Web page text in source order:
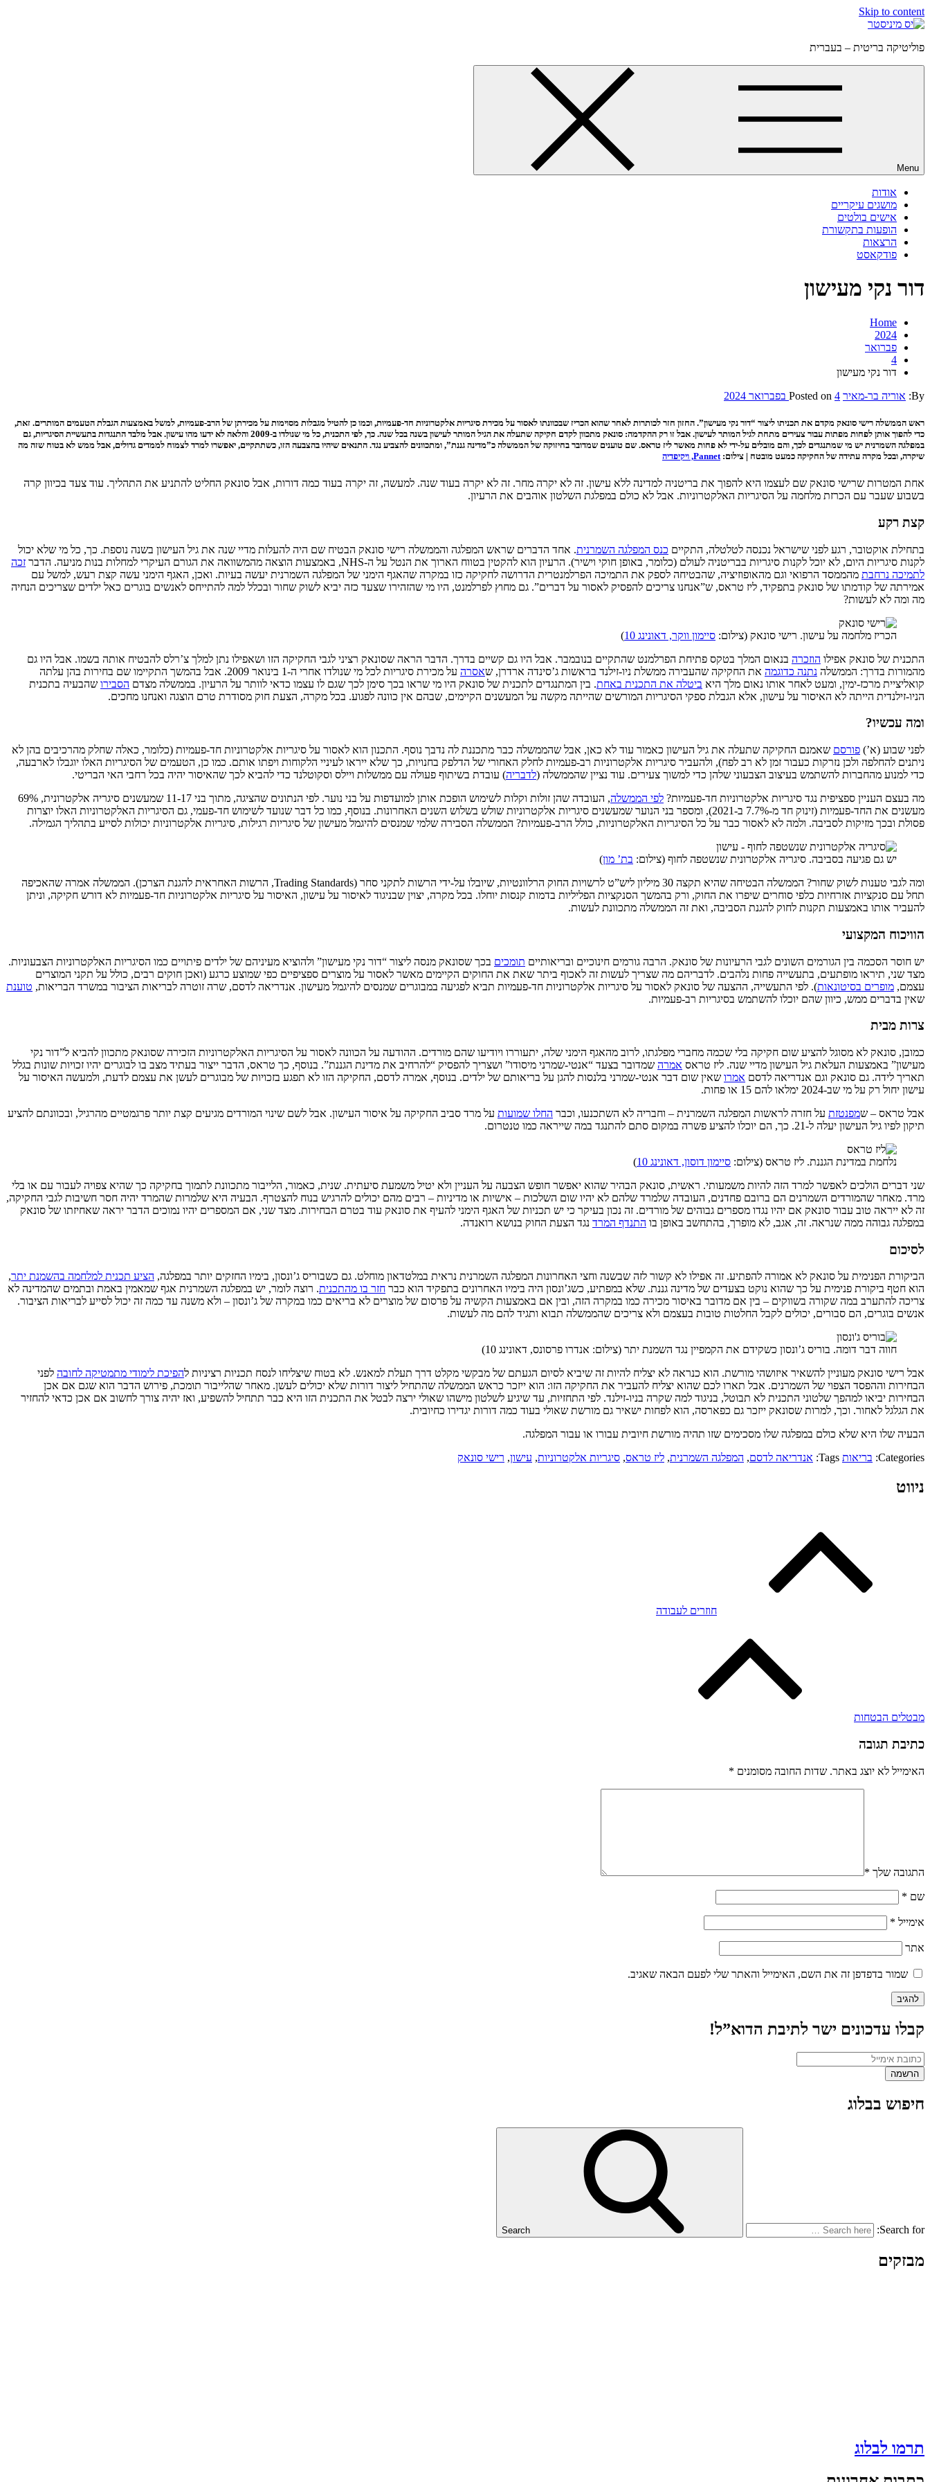
Skip to content
פוליטיקה בריטית – בעברית
Menu
אודות
מושגים עיקריים
אישים בולטים
הופעות בתקשורת
הרצאות
פודקאסט
דור נקי מעישון
Home
2024
פברואר
4
דור נקי מעישון
By: אוריה בר-מאיר Posted on 4 בפברואר 2024
ראש הממשלה רישי סונאק מקדם את תכניתו ליצור “דור נקי מעישון”. החזון חזר לכותרות לאחר שהוא הכריז שבכוונתו לאסור על מכירת סיגריות אלקטרוניות חד-פעמיות, וכמו כן להטיל מגבלות מסוימות על מכירתן של הרב-פעמיות, למשל באמצעות הגבלת הטעמים המותרים. זאת,
כדי להפוך אותן לפחות מפתות עבור צעירים מתחת לגיל המותר לעישון. אבל זו רק ההקדמה: סונאק מתכוון לקדם חקיקה שתעלה את הגיל המותר לעישון בשנה בכל שנה. כך, לפי התכנית, כל מי שנולדו ב-2009 והלאה לא ידעו מהו עישון. אבל מלבד התנגדות בתעשיית הסיגריות, גם
במפלגה השמרנית יש מי שמתנגדים לכך, והם מובלים על-ידי לא פחות מאשר ליז טראס. שם טוענים שמדובר בחיזוקה של הממשלה כ”מדינה גננת”, ומתכוונים להצביע נגד. התנאים שיהיו בהצבעה הזו, כשתתקיים, יאפשרו למרד לצמוח לממדים גדולים, אבל ממש לא בטוח שזה מה
שיקרה, ובכל מקרה עתידה של החקיקה כמעט מובטח | צילום:Pannet, ויקיפדיה
אחת המטרות שרישי סונאק שם לעצמו היא להפוך את בריטניה למדינה ללא עישון. זה לא יקרה מחר. זה לא יקרה בעוד שנה. למעשה, זה יקרה בעוד כמה דורות, אבל סונאק החליט להתניע את התהליך. עוד צעד בכיוון קרה
בשבוע שעבר עם הכרזת מלחמה על הסיגריות האלקטרוניות. אבל לא כולם במפלגת השלטון אוהבים את הרעיון.
קצת רקע
בתחילת אוקטובר, רגע לפני שישראל נכנסה לטלטלה, התקיים כנס המפלגה השמרנית. אחד הדברים שראש המפלגה והממשלה רישי סונאק הבטיח שם היה להעלות מדיי שנה את גיל העישון בשנה נוספת. כך, כל מי שלא יכול
לקנות סיגריות היום, לא יוכל לקנות סיגריות בבריטניה לעולם (כלומר, באופן חוקי וישיר). הרעיון הוא להקטין בטווח הארוך את הנטל על ה-NHS, באמצעות הוצאה מהמשוואה את הגורם העיקרי למחלות בנות מניעה. הדבר
זכה
לתמיכה נרחבת מהממסד הרפואי וגם מהאופוזיציה, שהבטיחה לספק את התמיכה הפרלמנטרית הדרושה לחקיקה כזו במקרה שהאגף הימני של המפלגה השמרנית יעשה בעיות. ואכן, האגף הימני עשה קצת רעש, למשל עם
אמירתה של קודמתו של סונאק בתפקיד, ליז טראס, ש”אנחנו צריכים להפסיק לאסור על דברים”. גם מחוץ לפרלמנט, היו מי שהזהירו שצעד כזה יביא לשוק שחור ובכלל למה להתייחס לאנשים בוגרים כאל ילדים שצריכים הנחיה
מה ומה לא לעשות?
הכריז מלחמה על עישון. רישי סונאק (צילום: סיימון ווקר, דאונינג 10
)
התכנית של סונאק אפילו הוזכרה בנאום המלך בטקס פתיחת הפרלמנט שהתקיים בנובמבר. אבל היו גם קשיים בדרך. הדבר הראה שסונאק רציני לגבי החקיקה הזו ושאפילו נתן למלך צ’רלס להבטיח אותה בשמו. אבל היו גם
מהמורות בדרך: הממשלה נתנה כדוגמה את החקיקה שהעבירה ממשלת ניו-זילנד בראשות ג’סינדה ארדרן, שאסרה
על מכירת סיגריות לכל מי שנולדו אחרי ה-1 בינואר 2009. אבל בהמשך התקיימו שם בחירות בהן עלתה
קואליציית מרכז-ימין, ומעט לאחר אותו נאום מלך היא ביטלה את התכנית באחת. בין המתנגדים לתכנית של סונאק היו מי שראו בכך סימן לכך שגם לו עצמו כדאי לוותר על הרעיון. בממשלה מצדם הסבירו שהבעיה בתכנית
הניו-זילנדית הייתה לא האיסור על עישון, אלא הגבלת ספקי הסיגריות המורשים שהייתה מקשה על המעשנים הקיימים, שבהם אין כוונה לפגוע. בכל מקרה, הצעת חוק מסודרת טרם הוצגה ואנחנו מחכים.
ומה עכשיו?
לפני שבוע (א’) פורסם שאמנם החקיקה שתעלה את גיל העישון כאמור עוד לא כאן, אבל שהממשלה כבר מתכננת לה נדבך נוסף. התכנון הוא לאסור על סיגריות אלקטרוניות חד-פעמיות (כלומר, כאלה שחלק מהרכיבים בהן לא
ניתנים להחלפה ולכן נזרקות כעבור זמן לא רב לפח), ולהעביר סיגריות אלקטרוניות רב-פעמיות לחלק האחורי של הדלפק בחנויות, כך שלא ייראו לעיניי הלקוחות ויפתו אותם. כמו כן, הטעמים של הסיגריות האלו יוגבלו לארבעה,
כדי למנוע מהחברות להשתמש בעיצוב הצבעוני שלהן כדי למשוך צעירים. עוד נציין שהממשלה (לדבריה) עובדת בשיתוף פעולה עם ממשלות ויילס וסקוטלנד כדי להביא לכך שהאיסור יהיה בכל רחבי האי הבריטי.
מה בעצם העניין ספציפית נגד סיגריות אלקטרוניות חד-פעמיות? לפי הממשלה
, העובדה שהן זולות וקלות לשימוש הופכת אותן למועדפות על בני נוער. לפי הנתונים שהציגה, מתוך בני 11-17 שמעשנים סיגריה אלקטרונית, 69%
מעשנים את החד-פעמיות (זינוק חד מ-7.7% ב-2021), ומספר בני הנוער שמעשנים סיגריות אלקטרוניות שולש בשלוש השנים האחרונות. בנוסף, כמו כל דבר שנועד לשימוש חד-פעמי, גם הסיגריות האלקטרוניות האלו יוצרות
פסולת ובכך מזיקות לסביבה. ולמה לא לאסור כבר על כל הסיגריות האלקטרוניות, כולל הרב-פעמיות? הממשלה הסבירה שלמי שמנסים להיגמל מעישון של סיגריות רגילות, סיגריות אלקטרוניות יכולות לסייע בתהליך הגמילה.
יש גם פגיעה בסביבה. סיגריה אלקטרונית שנשטפה לחוף (צילום: בת’ מון)
ומה לגבי טענות לשוק שחור? הממשלה הבטיחה שהיא תקצה 30 מיליון ליש”ט לרשויות החוק הרלוונטיות, שיובלו על-ידי הרשות לתקני סחר (Trading Standards, הרשות האחראית להגנת הצרכן). הממשלה אמרה שהאכיפה
תחל עם סנקציות אזרחיות כלפי סוחרים שיפרו את החוק, ורק בהמשך הסנקציות הפליליות בדמות קנסות יוחלו. בכל מקרה, יצוין שבניגוד לאיסור על עישון, האיסור על סיגריות אלקטרוניות חד-פעמיות לא דורש חקיקה, וניתן
להעביר אותו באמצעות תקנות לחוק להגנת הסביבה, ואת זה הממשלה מתכוונת לעשות.
הוויכוח המקצועי
יש חוסר הסכמה בין הגורמים השונים לגבי הרעיונות של סונאק. הרבה גורמים חינוכיים ובריאותיים תומכים בכך שסונאק מנסה ליצור “דור נקי מעישון” ולהוציא מעיניהם של ילדים פיתויים כמו הסיגריות האלקטרוניות הצבעוניות.
מצד שני, תיראו מופתעים, בתעשייה פחות נלהבים. לדבריהם מה שצריך לעשות זה לאכוף ביתר שאת את החוקים הקיימים מאשר לאסור על מוצרים ספציפיים כפי שמוצע כרגע (ואכן חוקים רבים, כולל על תקני המוצרים
עצמם, מופרים בסיטונאות). לפי התעשייה, ההצעה של סונאק לאסור על סיגריות אלקטרוניות חד-פעמיות תביא לפגיעה במבוגרים שמנסים להיגמל מעישון. אנדריאה לדסם, שרה זוטרה לבריאות הציבור במשרד הבריאות, טוענת
שאין בדברים ממש, כיוון שהם יוכלו להשתמש בסיגריות רב-פעמיות.
צרות מבית
כמובן, סונאק לא מסוגל להציע שום חקיקה בלי שכמה מחברי מפלגתו, לרוב מהאגף הימני שלה, יתעוררו ויודיעו שהם מורדים. ההודעה על הכוונה לאסור על הסיגריות האלקטרוניות הזכירה שסונאק מתכוון להביא ל”דור נקי
מעישון” באמצעות העלאת גיל העישון מדיי שנה. ליז טראס אמרה שמדובר בצעד “אנטי-שמרני מיסודו” ושצריך להפסיק “להרחיב את מדינת הגננת”. בנוסף, כך טראס, הדבר ייצור בעתיד מצב בו לבוגרים יהיו זכויות שונות בגלל
תאריך לידה. גם סונאק וגם אנדריאה לדסם אמרו שאין שום דבר אנטי-שמרני בלנסות להגן על בריאותם של ילדים. בנוסף, אמרה לדסם, החקיקה הזו לא תפגע בזכויות של מבוגרים לעשן את עצמם לדעת, ולמעשה האיסור על
עישון יחול רק על מי שב-2024 ימלאו להם 15 או פחות.
אבל טראס – שמפנטזת על חזרה לראשות המפלגה השמרנית – וחבריה לא השתכנעו, וכבר החלו שמועות על מרד סביב החקיקה על איסור העישון. אבל לשם שינוי המורדים מגיעים קצת יותר פרגמטיים מהרגיל, ובכוונתם להציע
תיקון לפיו גיל העישון יעלה ל-21. כך, הם יוכלו להציע פשרה במקום סתם להתנגד במה שייראה כמו טנטרום.
נלחמת במדינת הגננת. ליז טראס (צילום: סיימון דוסון, דאונינג 10
)
שני דברים הולכים לאפשר למרד הזה להיות משמעותי. ראשית, סונאק הבהיר שהוא יאפשר חופש הצבעה על העניין ולא יטיל משמעת סיעתית. שנית, כאמור, הלייבור מתכוונת לתמוך בחקיקה כך שהיא צפויה לעבור עם או בלי
מרד. מאחר שהמורדים השמרנים הם ברובם פחדנים, העובדה שלמרד שלהם לא יהיו שום השלכות – אישיות או מדיניות – רבים מהם יכולים להרגיש בנוח להצטרף. הבעיה היא שלמרות שהמרד יהיה חסר חשיבות לגבי החקיקה,
זה לא ייראה טוב עבור סונאק אם יהיו נגדו מספרים גבוהים של מורדים. זה נכון בעיקר כי יש תכניות של האגף הימני להעיף את סונאק עוד בטרם הבחירות. מצד שני, אם המספרים יהיו נמוכים הדבר יראה שאחיזתו של סונאק
במפלגה גבוהה ממה שנראה. זה, אגב, לא מופרך, בהתחשב באופן בו התנדף המרד נגד הצעת החוק בנושא רואנדה.
לסיכום
הביקורת הפנימית על סונאק לא אמורה להפתיע. זה אפילו לא קשור לזה שבשנה וחצי האחרונות המפלגה השמרנית נראית במלטדאון מוחלט. גם כשבוריס ג’ונסון, בימיו החזקים יותר במפלגה, הציע תכנית למלחמה בהשמנת יתר,
הוא חטף ביקורת פנימית על כך שהוא נוקט בצעדים של מדינה גננת. שלא במפתיע, כשג’ונסון היה בימיו האחרונים בתפקיד הוא כבר חזר בו מהתכנית. רוצה לומר, יש במפלגה השמרנית אגף שמאמין באמת ובתמים שהמדינה לא
צריכה להתערב במה שקורה בשווקים – בין אם מדובר באיסור מכירה כמו במקרה הזה, ובין אם באמצעות הקשיה על פרסום של מוצרים לא בריאים כמו במקרה של ג’ונסון – ולא משנה עד כמה זה יכול לסייע לבריאות הציבור.
אנשים בוגרים, הם סבורים, יכולים לקבל החלטות טובות בעצמם ולא צריכים שהממשלה תבוא ותגיד להם מה לעשות.
חווה דבר דומה. בוריס ג’ונסון כשקידם את הקמפיין נגד השמנת יתר (צילום: אנדרו פרסונס, דאונינג 10)
אבל רישי סונאק מעוניין להשאיר איזושהי מורשת. הוא כנראה לא יצליח להיות זה שיביא לסיום הגעתם של מבקשי מקלט דרך תעלת למאנש. לא בטוח שיצליחו לנסח תכניות רציניות להפיכת לימודי מתמטיקה לחובה לפני
הבחירות וההפסד הצפוי של השמרנים. אבל תארו לכם שהוא יצליח להעביר את החקיקה הזו: הוא ייזכר כראש הממשלה שהתחיל ליצור דורות שלא יכולים לעשן. מאחר שהלייבור תומכת, פירוש הדבר הוא שגם אם אכן
הבחירות יביאו למהפך שלטוני התכנית לא תבוטל, בניגוד למה שקרה בניו-זילנד. לפי התחזיות, עד שיגיע לשלטון מישהו שאולי ירצה לבטל את התכנית הזו היא כבר תתחיל להשפיע, ואז יהיה צורך לחשוב אם אכן כדאי להחזיר
את הגלגל לאחור. וכך, למרות שסונאק ייזכר גם כפארסה, הוא לפחות ישאיר גם מורשת שאולי בעוד כמה דורות יגדירו כחיובית.
הבעיה שלו היא שלא כולם במפלגה שלו מסכימים שזו תהיה מורשת חיובית עבורו או עבור המפלגה.
Categories: בריאות Tags: אנדריאה לדסם, המפלגה השמרנית, ליז טראס, סיגריות אלקטרוניות, עישון, רישי סונאק
ניווט
חוזרים לעבודה
מבטלים הבטחות
כתיבת תגובה
האימייל לא יוצג באתר. שדות החובה מסומנים *
התגובה שלך *
שם *
אימייל *
אתר
שמור בדפדפן זה את השם, האימייל והאתר שלי לפעם הבאה שאגיב.
קבלו עדכונים ישר לתיבת הדוא”ל!
חיפוש בבלוג
Search for:
Search
מבזקים
תרמו לבלוג